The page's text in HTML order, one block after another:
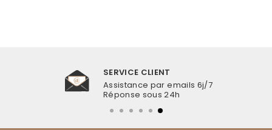
SERVICE CLIENT
Assistance par emails 6j/7
Réponse sous 24h